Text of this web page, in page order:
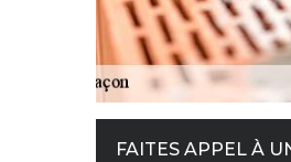
FAITES APPEL À